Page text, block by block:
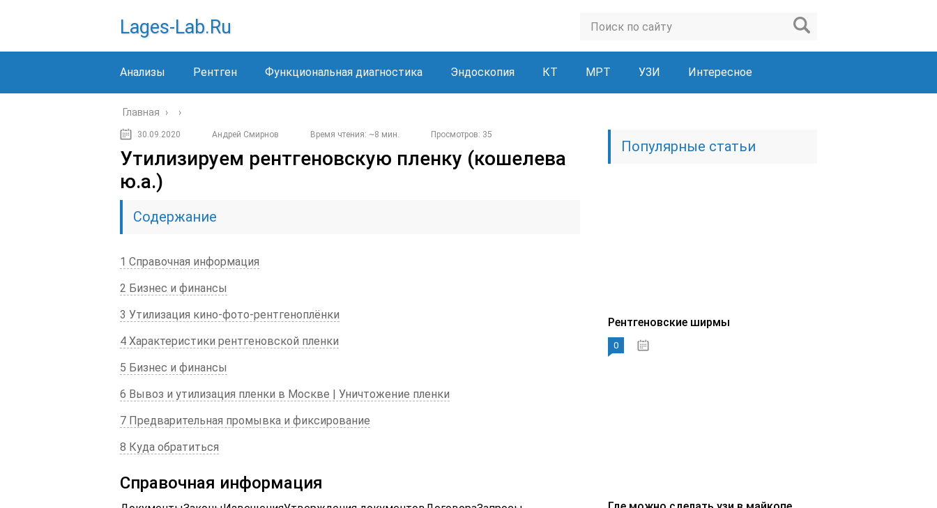
Lages-Lab.ru
Анализы Рентген Функциональная диагностика Эндоскопия КТ МРТ УЗИ Интересное
Главная › ›
30.09.2020 Андрей Смирнов Время чтения: ~8 мин. Просмотров: 35
Утилизируем рентгеновскую пленку (кошелева
ю.а.)
Содержание
1 Справочная информация
2 Бизнес и финансы
3 Утилизация кино-фото-рентгеноплёнки
4 Характеристики рентгеновской пленки
5 Бизнес и финансы
6 Вывоз и утилизация пленки в Москве | Уничтожение пленки
7 Предварительная промывка и фиксирование
8 Куда обратиться
Справочная информация
Популярные статьи
Рентгеновские ширмы
0